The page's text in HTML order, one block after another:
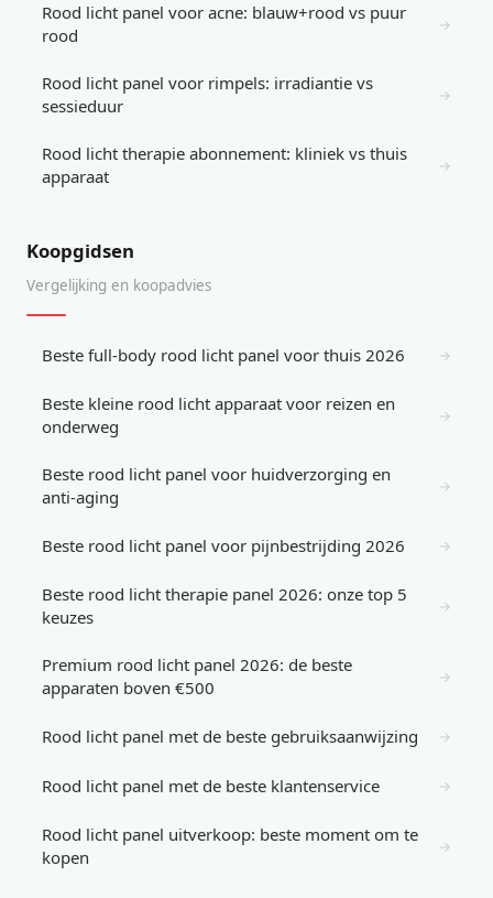
Rood licht panel voor acne: blauw+rood vs puur
rood
→
Rood licht panel voor rimpels: irradiantie vs
sessieduur
→
Rood licht therapie abonnement: kliniek vs thuis
apparaat
→
Koopgidsen
Vergelijking en koopadvies
Beste full-body rood licht panel voor thuis 2026 →
Beste kleine rood licht apparaat voor reizen en
onderweg
→
Beste rood licht panel voor huidverzorging en
anti-aging
→
Beste rood licht panel voor pijnbestrijding 2026 →
Beste rood licht therapie panel 2026: onze top 5
keuzes
→
Premium rood licht panel 2026: de beste
apparaten boven €500
→
Rood licht panel met de beste gebruiksaanwijzing →
Rood licht panel met de beste klantenservice →
Rood licht panel uitverkoop: beste moment om te
kopen
→